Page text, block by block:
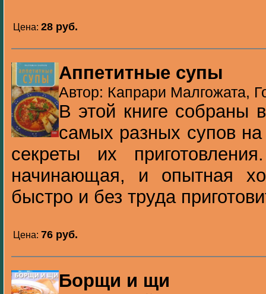
Цена: 28 pуб.
Аппетитные супы
Автор: Капрари Малгожата,
В этой книге собраны
самых разных супов
секреты их
начинающая, и опытная
быстро и без труда
Цена: 76 pуб.
Борщи и щи